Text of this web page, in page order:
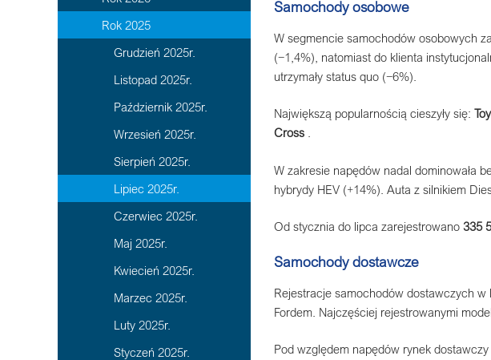
Rok 2025
Grudzień 2025r.
Listopad 2025r.
Październik 2025r.
Wrzesień 2025r.
Sierpień 2025r.
Lipiec 2025r.
Czerwiec 2025r.
Maj 2025r.
Kwiecień 2025r.
Marzec 2025r.
Luty 2025r.
Styczeń 2025r.
Samochody osobowe
W segmencie samochodów osobowych
(−1,4%), natomiast do klienta
utrzymały status quo (−6%).
Największą popularnością cieszyły się:
Cross
W zakresie napędów nadal dominowała
hybrydy HEV (+14%). Auta z silnikiem
Od stycznia do lipca zarejestrowano 335
Samochody dostawcze
Rejestracje samochodów dostawczych w
Fordem. Najczęściej rejestrowanymi
Pod względem napędów rynek